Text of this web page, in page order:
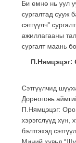
Би өмнө нь уул
сургалтад сууж
сэтгүүлч”
ажиллагааны
сургалт маань
П.Нямцэцэг:
Сэтгүүлчид
Дорноговь
П.Нямцэцэг:
хэрэгслүүд хүн,
бэлтгэхэд
Миний хувьд